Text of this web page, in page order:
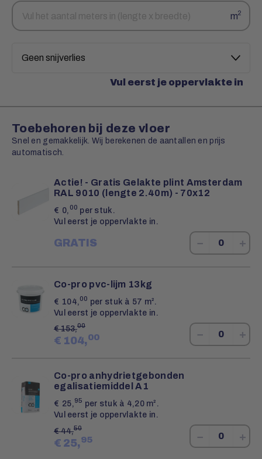
Aantal
vierkante
m2
Snijverlies
Vul eerst je oppervlakte in
Toebehoren bij deze vloer
Snel en gemakkelijk. Wij berekenen de aantallen en prijs
automatisch.
Actie! - Gratis Gelakte plint Amsterdam
RAL 9010 (lengte 2.40m) - 70x12
€ 0, 00 per stuk.
Vul eerst je oppervlakte in.
GRATIS − +
Co-pro pvc-lijm 13kg
€ 104, 00 per stuk à 57 m².
Vul eerst je oppervlakte in.
€153,00
€ 104,00 − +
Co-pro anhydrietgebonden
egalisatiemiddel A1
€ 25, 95 per stuk à 4,20 m².
Vul eerst je oppervlakte in.
€44,50
€ 25,95 − +